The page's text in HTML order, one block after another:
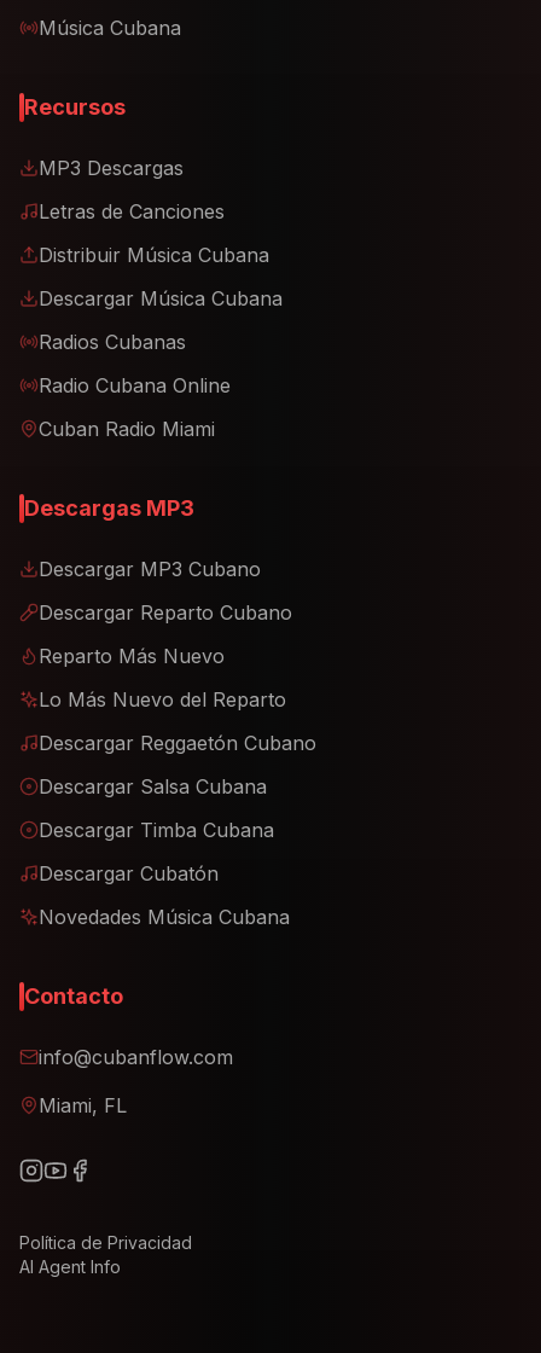
Música Cubana
Recursos
MP3 Descargas
Letras de Canciones
Distribuir Música Cubana
Descargar Música Cubana
Radios Cubanas
Radio Cubana Online
Cuban Radio Miami
Descargas MP3
Descargar MP3 Cubano
Descargar Reparto Cubano
Reparto Más Nuevo
Lo Más Nuevo del Reparto
Descargar Reggaetón Cubano
Descargar Salsa Cubana
Descargar Timba Cubana
Descargar Cubatón
Novedades Música Cubana
Contacto
info@cubanflow.com
Miami, FL
Política de Privacidad
AI Agent Info